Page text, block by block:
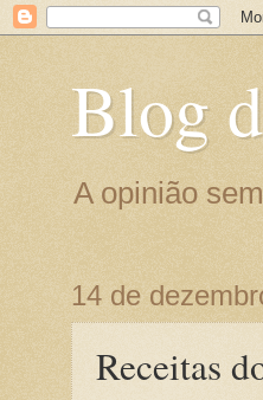
Blog
A opinião
14 de
Receitas